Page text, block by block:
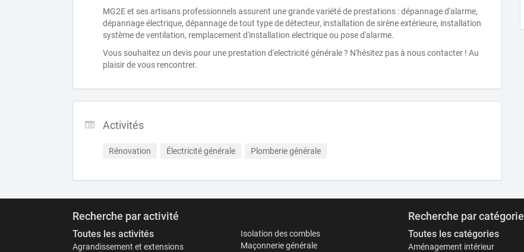
MG2E et ses artisans professionnels assurent une grande variété de prestations : dépannage d'alarme,
dépannage électrique, dépannage de tout type de détecteur, installation de sirène extérieure, installation
système de ventilation, remplacement d'installation electrique ou pose d'alarme.
Vous souhaitez un devis pour une prestation d'electricité générale ? N'hésitez pas à nous contacter ! Au
plaisir de vous rencontrer.
Activités
Rénovation Électricité générale Plomberie générale
Recherche par activité
Toutes les activités
Agrandissement et extensions
Isolation des combles
Maçonnerie générale
Recherche par catégorie
Toutes les catégories
Aménagement intérieur